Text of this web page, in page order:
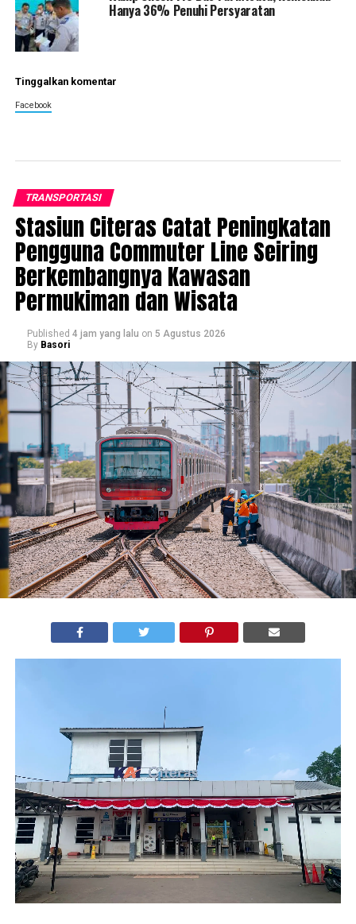
Hanya 36% Penuhi Persyaratan
Tinggalkan komentar
Facebook
TRANSPORTASI
Stasiun Citeras Catat Peningkatan
Pengguna Commuter Line Seiring
Berkembangnya Kawasan
Permukiman dan Wisata
Published 4 jam yang lalu on 5 Agustus 2026
By Basori